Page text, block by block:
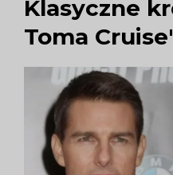
Klasyczne
Toma